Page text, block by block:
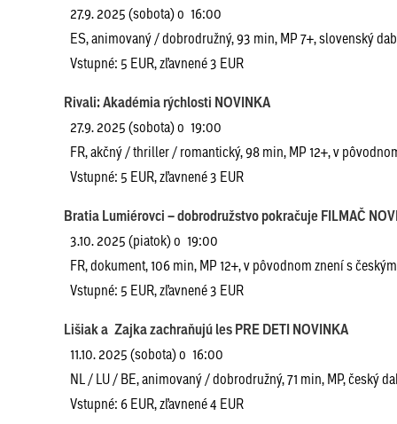
27.9. 2025 (sobota) o 16:00
ES, animovaný / dobrodružný, 93 min, MP 7+, slovenský
Vstupné: 5 EUR, zľavnené 3 EUR
Rivali: Akadémia rýchlosti NOVINKA
27.9. 2025 (sobota) o 19:00
FR, akčný / thriller / romantický, 98 min, MP 12+, v
Vstupné: 5 EUR, zľavnené 3 EUR
Bratia Lumiérovci – dobrodružstvo pokračuje FILMAČ
3.10. 2025 (piatok) o 19:00
FR, dokument, 106 min, MP 12+, v pôvodnom znení s
Vstupné: 5 EUR, zľavnené 3 EUR
Lišiak a Zajka zachraňujú les PRE DETI NOVINKA
11.10. 2025 (sobota) o 16:00
NL / LU / BE, animovaný / dobrodružný, 71 min, MP, český
Vstupné: 6 EUR, zľavnené 4 EUR